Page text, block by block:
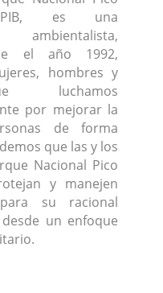
es una
el año 1992,
hombres y
luchamos
por mejorar la
de forma
que las y los
Nacional Pico
y manejen
su racional
un enfoque